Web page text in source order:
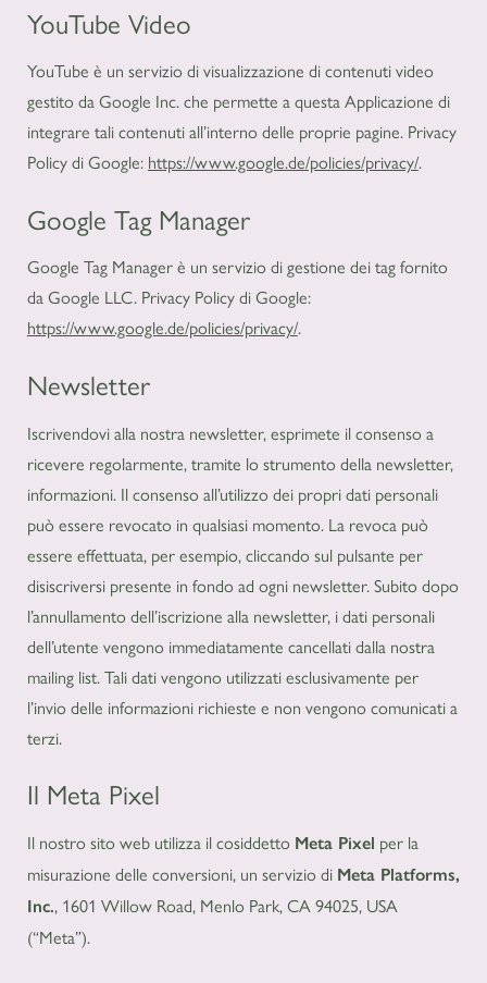
YouTube Video
YouTube è un servizio di visualizzazione di contenuti video
gestito da Google Inc. che permette a questa Applicazione di
integrare tali contenuti all’interno delle proprie pagine. Privacy
Policy di Google: https://www.google.de/policies/privacy/.
Google Tag Manager
Google Tag Manager è un servizio di gestione dei tag fornito
da Google LLC. Privacy Policy di Google:
https://www.google.de/policies/privacy/.
Newsletter
Iscrivendovi alla nostra newsletter, esprimete il consenso a
ricevere regolarmente, tramite lo strumento della newsletter,
informazioni. Il consenso all’utilizzo dei propri dati personali
può essere revocato in qualsiasi momento. La revoca può
essere effettuata, per esempio, cliccando sul pulsante per
disiscriversi presente in fondo ad ogni newsletter. Subito dopo
l’annullamento dell’iscrizione alla newsletter, i dati personali
dell’utente vengono immediatamente cancellati dalla nostra
mailing list. Tali dati vengono utilizzati esclusivamente per
l’invio delle informazioni richieste e non vengono comunicati a
terzi.
Il Meta Pixel
Il nostro sito web utilizza il cosiddetto Meta Pixel per la
misurazione delle conversioni, un servizio di Meta Platforms,
Inc., 1601 Willow Road, Menlo Park, CA 94025, USA
(“Meta”).